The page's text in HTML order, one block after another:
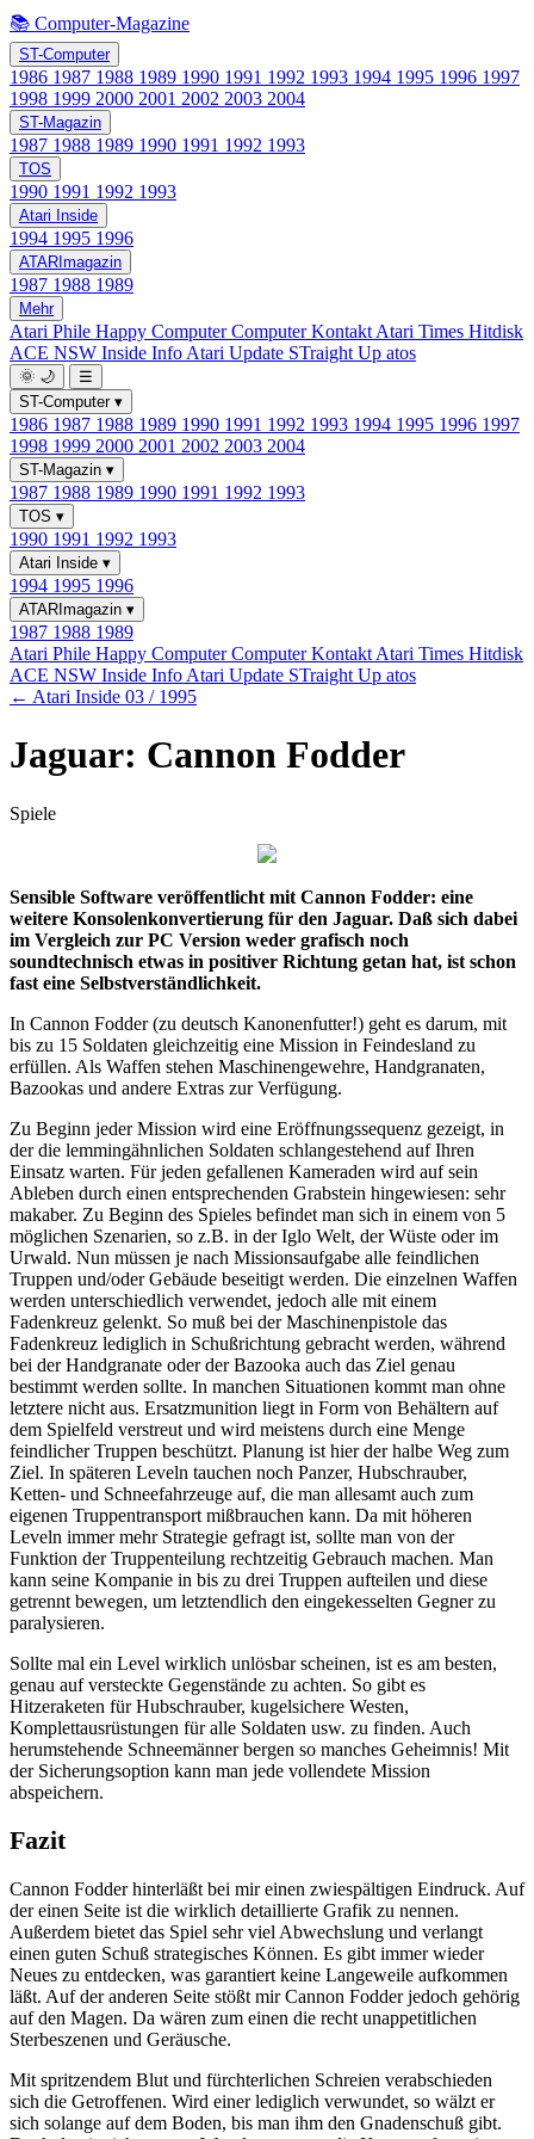
📚 Computer-Magazine
ST-Computer
1986 1987 1988 1989 1990 1991 1992 1993 1994 1995 1996 1997
1998 1999 2000 2001 2002 2003 2004
ST-Magazin
1987 1988 1989 1990 1991 1992 1993
TOS
1990 1991 1992 1993
Atari Inside
1994 1995 1996
ATARImagazin
1987 1988 1989
Mehr
Atari Phile Happy ComputerComputer Kontakt Atari Times Hitdisk
ACE NSW Inside Info Atari Update STraight Up atos
🌞 🌙
☰
ST-Computer ▾
1986 1987 1988 1989 1990 1991 1992 1993 1994 1995 1996 1997
1998 1999 2000 2001 2002 2003 2004
ST-Magazin ▾
1987 1988 1989 1990 1991 1992 1993
TOS ▾
1990 1991 1992 1993
Atari Inside ▾
1994 1995 1996
ATARImagazin ▾
1987 1988 1989
Atari Phile Happy ComputerComputer Kontakt Atari Times Hitdisk
ACE NSW Inside Info Atari Update STraight Up atos
← Atari Inside 03 / 1995
Jaguar: Cannon Fodder
Spiele
Sensible Software veröffentlicht mit Cannon Fodder: eine
weitere Konsolenkonvertierung für den Jaguar. Daß sich dabei
im Vergleich zur PC Version weder grafisch noch
soundtechnisch etwas in positiver Richtung getan hat, ist schon
fast eine Selbstverständlichkeit.
In Cannon Fodder (zu deutsch Kanonenfutter!) geht es darum, mit
bis zu 15 Soldaten gleichzeitig eine Mission in Feindesland zu
erfüllen. Als Waffen stehen Maschinengewehre, Handgranaten,
Bazookas und andere Extras zur Verfügung.
Zu Beginn jeder Mission wird eine Eröffnungssequenz gezeigt, in
der die lemmingähnlichen Soldaten schlangestehend auf Ihren
Einsatz warten. Für jeden gefallenen Kameraden wird auf sein
Ableben durch einen entsprechenden Grabstein hingewiesen: sehr
makaber. Zu Beginn des Spieles befindet man sich in einem von 5
möglichen Szenarien, so z.B. in der Iglo Welt, der Wüste oder im
Urwald. Nun müssen je nach Missionsaufgabe alle feindlichen
Truppen und/oder Gebäude beseitigt werden. Die einzelnen Waffen
werden unterschiedlich verwendet, jedoch alle mit einem
Fadenkreuz gelenkt. So muß bei der Maschinenpistole das
Fadenkreuz lediglich in Schußrichtung gebracht werden, während
bei der Handgranate oder der Bazooka auch das Ziel genau
bestimmt werden sollte. In manchen Situationen kommt man ohne
letztere nicht aus. Ersatzmunition liegt in Form von Behältern auf
dem Spielfeld verstreut und wird meistens durch eine Menge
feindlicher Truppen beschützt. Planung ist hier der halbe Weg zum
Ziel. In späteren Leveln tauchen noch Panzer, Hubschrauber,
Ketten- und Schneefahrzeuge auf, die man allesamt auch zum
eigenen Truppentransport mißbrauchen kann. Da mit höheren
Leveln immer mehr Strategie gefragt ist, sollte man von der
Funktion der Truppenteilung rechtzeitig Gebrauch machen. Man
kann seine Kompanie in bis zu drei Truppen aufteilen und diese
getrennt bewegen, um letztendlich den eingekesselten Gegner zu
paralysieren.
Sollte mal ein Level wirklich unlösbar scheinen, ist es am besten,
genau auf versteckte Gegenstände zu achten. So gibt es
Hitzeraketen für Hubschrauber, kugelsichere Westen,
Komplettausrüstungen für alle Soldaten usw. zu finden. Auch
herumstehende Schneemänner bergen so manches Geheimnis! Mit
der Sicherungsoption kann man jede vollendete Mission
abspeichern.
Fazit
Cannon Fodder hinterläßt bei mir einen zwiespältigen Eindruck. Auf
der einen Seite ist die wirklich detaillierte Grafik zu nennen.
Außerdem bietet das Spiel sehr viel Abwechslung und verlangt
einen guten Schuß strategisches Können. Es gibt immer wieder
Neues zu entdecken, was garantiert keine Langeweile aufkommen
läßt. Auf der anderen Seite stößt mir Cannon Fodder jedoch gehörig
auf den Magen. Da wären zum einen die recht unappetitlichen
Sterbeszenen und Geräusche.
Mit spritzendem Blut und fürchterlichen Schreien verabschieden
sich die Getroffenen. Wird einer lediglich verwundet, so wälzt er
sich solange auf dem Boden, bis man ihm den Gnadenschuß gibt.